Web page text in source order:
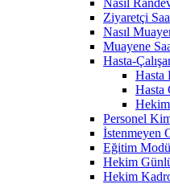
Ziyaretçi
Nasıl
Muayene
Hasta-
Hasta
Hasta
Personel
İstenmeyen
Eğitim
Hekim
Hekim